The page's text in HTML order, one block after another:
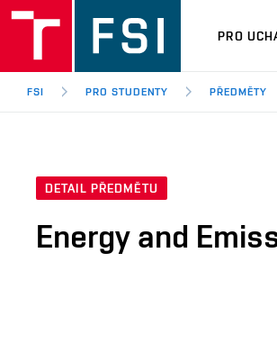
PRO
FSI PRO STUDENTY PŘEDMĚTY
DETAIL PŘEDMĚTU
Energy and